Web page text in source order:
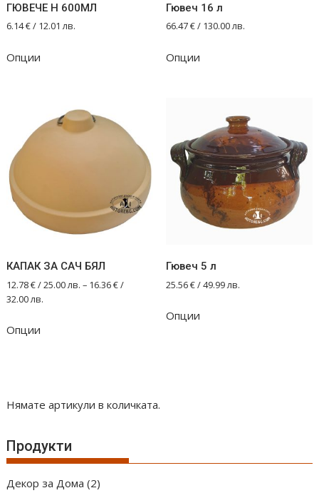
ГЮВЕЧЕ Н 600МЛ
6.14€/ 12.01 лв.
Опции
Гювеч 16 л
66.47€/ 130.00 лв.
Опции
КАПАК ЗА САЧ БЯЛ
12.78€/ 25.00 лв.– 16.36€/
32.00 лв.
Опции
The
be
on
Гювеч 5 л
25.56€/ 49.99 лв.
Опции
Нямате артикули в количката.
Продукти
Декор за Дома 22